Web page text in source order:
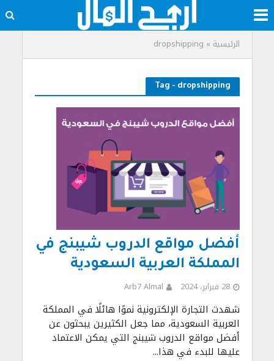
الرئيسية »
dropshipping
Tag - dropshipping
أفضل مواقع الدروب شيبنج في
المملكة العربية السعودية
28 فبراير، 2024 Arb7 Almal
شهدت التجارة الإلكترونية نموًا هائلًا في المملكة
العربية السعودية، مما جعل الكثيرين يبحثون عن
أفضل مواقع الدروب شيبنج التي يمكن الاعتماد
عليها للبدء في هذا...